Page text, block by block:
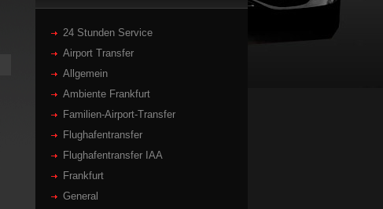
24 Stunden Service
Airport Transfer
Allgemein
Ambiente Frankfurt
Familien-Airport-Transfer
Flughafentransfer
Flughafentransfer IAA
Frankfurt
General